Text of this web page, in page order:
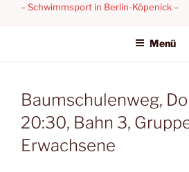
– Schwimmsport in Berlin-Köpenick –
Menü
Baumschulenweg,
20:30, Bahn 3,
Erwachsene